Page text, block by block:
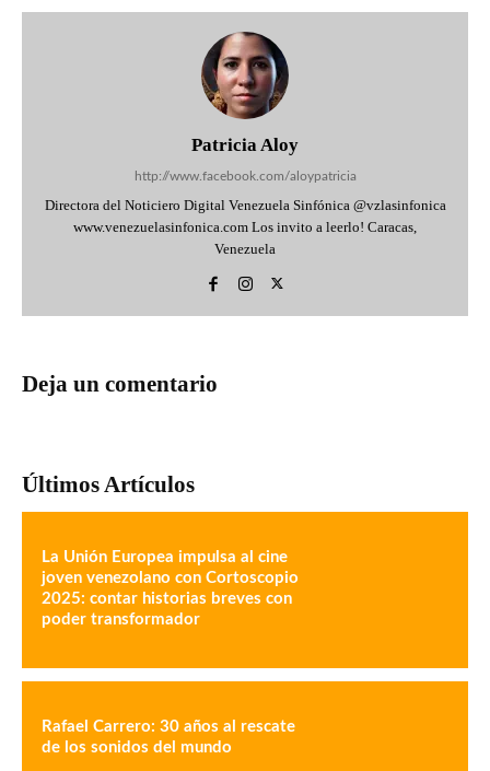
Patricia Aloy
http://www.facebook.com/aloypatricia
Directora del Noticiero Digital Venezuela Sinfónica @vzlasinfonica
www.venezuelasinfonica.com Los invito a leerlo! Caracas,
Venezuela
Deja un comentario
Últimos Artículos
La Unión Europea impulsa al cine
joven venezolano con Cortoscopio
2025: contar historias breves con
poder transformador
Rafael Carrero: 30 años al rescate
de los sonidos del mundo